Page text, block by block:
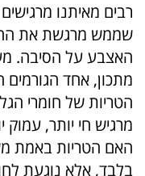
רבים מאיתנו
שממש מרגשת את
האצבע על הסיבה.
מתכון, אחד
הטריות של חומרי
מרגיש חי יותר,
האם הטריות באמת
בלבד, אלא נוגעת